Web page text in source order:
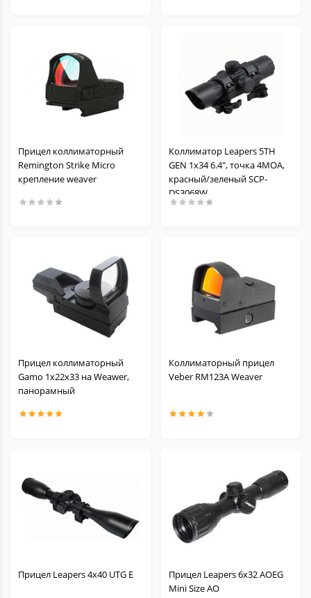
Прицел коллиматорный
Remington Strike Micro
крепление weaver
Коллиматор Leapers 5TH
GEN 1х34 6.4", точка 4MOA,
красный/зеленый SCP-
DS3068W
Прицел коллиматорный
Gamo 1x22x33 на Weawer,
панорамный
Коллиматорный прицел
Veber RM123А Weaver
Прицел Leapers 4x40 UTG E
Прицел Leapers 6x32 AOEG
Mini Size AO